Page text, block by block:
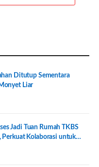
Ditutup Sementara
Liar
Jadi Tuan Rumah TKBS
Perkuat Kolaborasi untuk